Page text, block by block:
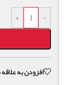
-
+
افزودن به